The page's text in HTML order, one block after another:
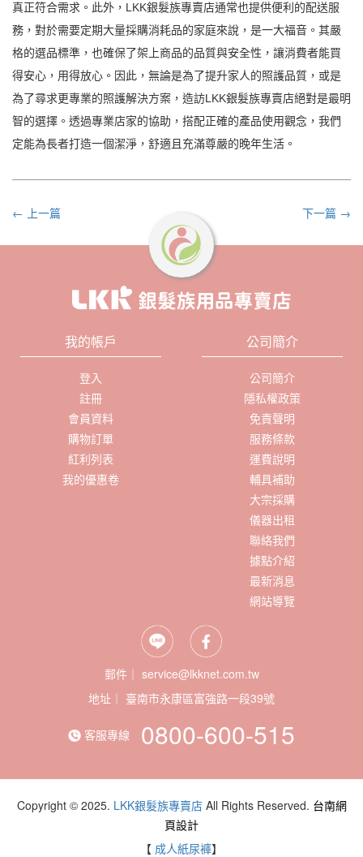
真正符合需求。此外，LKK銀髮族專賣店通常也提供便利的配送服
務，對於需要定期大量採購消耗品的家庭來說，是一大福音。其嚴
格的選品標準，也確保了架上商品的品質與安全性，讓消費者能買
得安心，用得放心。因此，無論是為了提升家人的照護品質，或是
為了尋求更專業的照護解決方案，造訪LKK銀髮族專賣店絕對是最明
智的選擇。透過專業店家的協助，搭配正確的產品使用觀念，我們
定能為長者打造一個潔淨，舒適且充滿尊嚴的晚年生活。
← 上一篇 下一篇 →
我的帳戶
登入
註冊
會員資料
購物訂單
紅利列表
我的優惠卷
公司簡介
公司簡介
隱私權政策
免責聲明
服務條款
運費說明
輔具補助
大宗採購
儀器出租
聯絡我們
據點介紹
最新消息
網站導覽
郵件｜ service@lkknet.com.tw
地址｜
客服專線 0800-600-515
Copyright © 2025. LKK銀髮族專賣店All Rights Reserved. 台南網
頁設計
【 成人紙尿褲】